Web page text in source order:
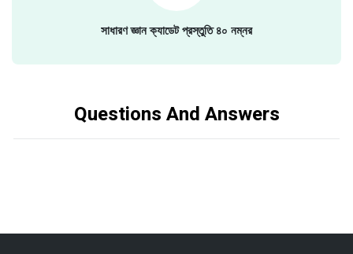
সাধারণ জ্ঞান ক্যাডেট প্রস্তুতি ৪০ নম্নর
Questions And Answers